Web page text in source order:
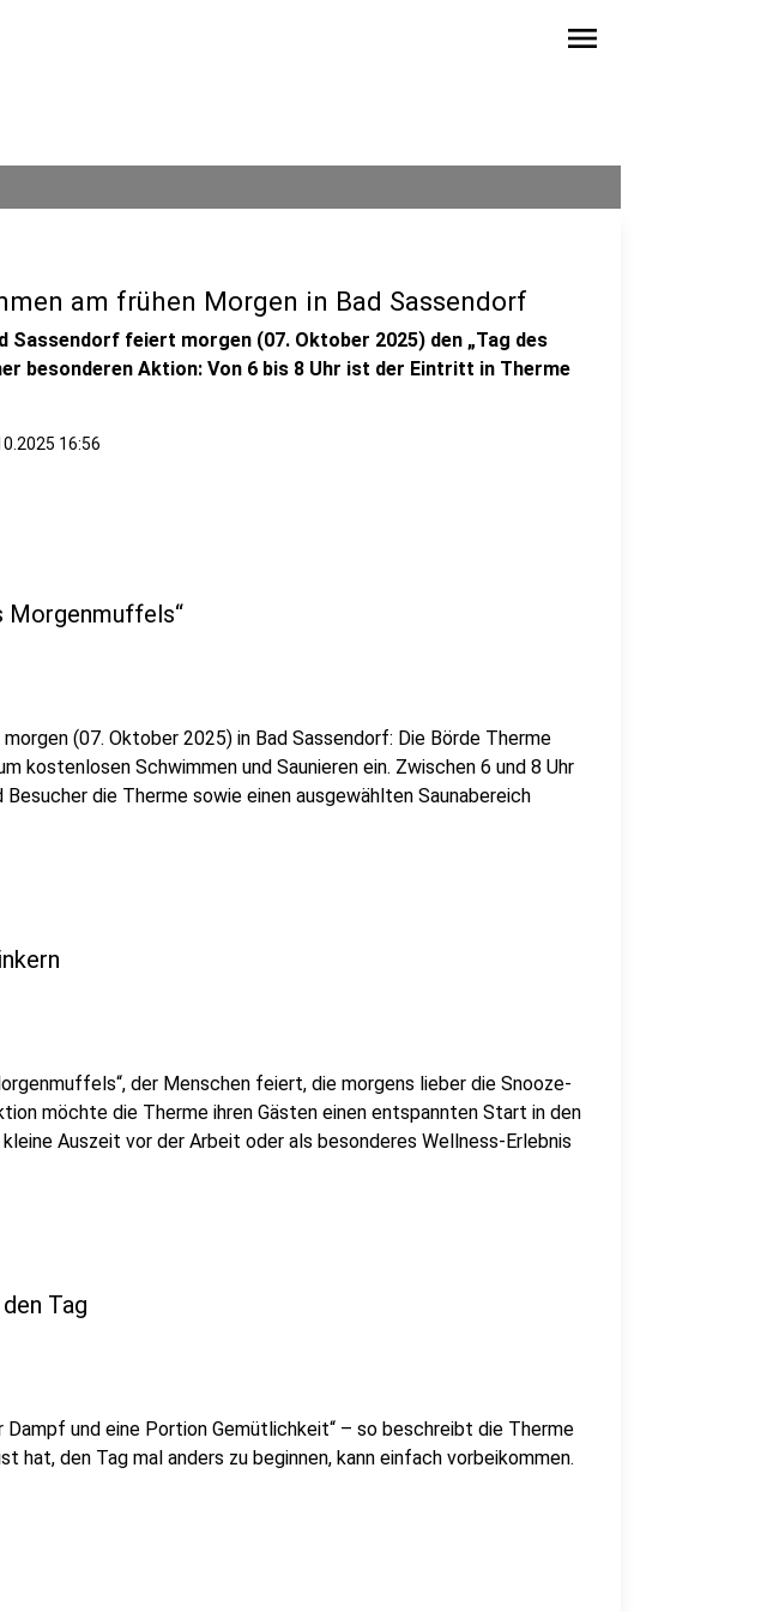
menu
am frühen Morgen in Bad Sassendorf
Sassendorf feiert morgen (07. Oktober 2025) den „Tag des
besonderen Aktion: Von 6 bis 8 Uhr ist der Eintritt in Therme
16:56
Morgenmuffels“
(07. Oktober 2025) in Bad Sassendorf: Die Börde Therme
kostenlosen Schwimmen und Saunieren ein. Zwischen 6 und 8 Uhr
Besucher die Therme sowie einen ausgewählten Saunabereich
der Menschen feiert, die morgens lieber die Snooze-
möchte die Therme ihren Gästen einen entspannten Start in den
Auszeit vor der Arbeit oder als besonderes Wellness-Erlebnis
Tag
Dampf und eine Portion Gemütlichkeit“ – so beschreibt die Therme
hat, den Tag mal anders zu beginnen, kann einfach vorbeikommen.